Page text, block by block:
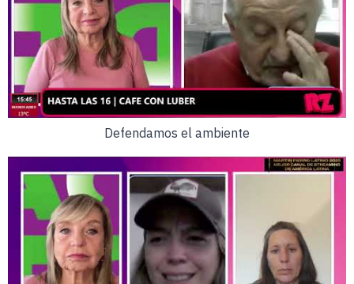
Defendamos el ambiente